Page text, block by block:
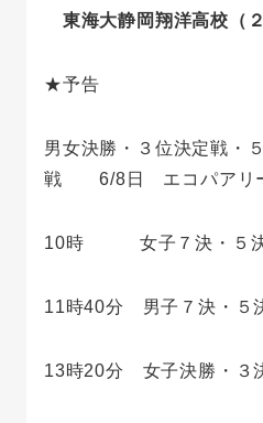
東海大静岡翔洋高校（
★予告
男女決勝・３位決定戦・
戦 6/8日 エコパアリ
10時 女子７決・５
11時40分 男子７決・５
13時20分 女子決勝・